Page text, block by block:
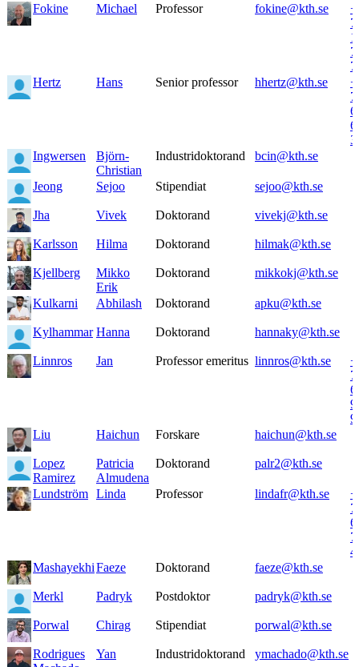
Fokine Michael Professor fokine@kth.se
Hertz
Hans Senior professor hhertz@kth.se
Ingwersen
Björn-
Christian
Industridoktorand bcin@kth.se
Jeong Sejoo Stipendiat sejoo@kth.se
Jha Vivek Doktorand vivekj@kth.se
Karlsson Hilma Doktorand hilmak@kth.se
Kjellberg
Mikko
Erik
Doktorand mikkokj@kth.se
Kulkarni Abhilash Doktorand apku@kth.se
Kylhammar Hanna Doktorand hannaky@kth.se
Linnros Jan Professor emeritus linnros@kth.se
Liu
Haichun Forskare haichun@kth.se
Lopez
Ramirez
Patricia
Almudena
Doktorand palr2@kth.se
Lundström Linda Professor lindafr@kth.se
MashayekhiFaeze Doktorand faeze@kth.se
Merkl Padryk Postdoktor padryk@kth.se
Porwal Chirag Stipendiat porwal@kth.se
Rodrigues
Yan Industridoktorand ymachado@kth.se